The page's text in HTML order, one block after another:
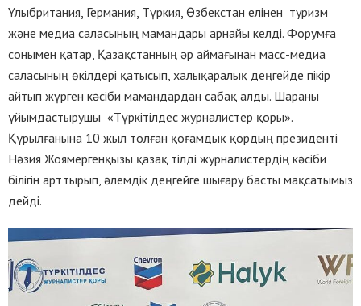
Ұлыбритания, Германия, Түркия, Өзбекстан елінен туризм
және медиа саласының мамандары арнайы келді. Форумға
сонымен қатар, Қазақстанның әр аймағынан масс-медиа
саласының өкілдері қатысып, халықаралық деңгейде пікір
айтып жүрген кәсіби мамандардан сабақ алды. Шараны
ұйымдастырушы «Түркітілдес журналистер қоры».
Құрылғанына 10 жыл толған қоғамдық қордың президенті
Нәзия Жоямергенқызы қазақ тілді журналистердің кәсіби
білігін арттырып, әлемдік деңгейге шығару басты мақсатымыз
дейді.